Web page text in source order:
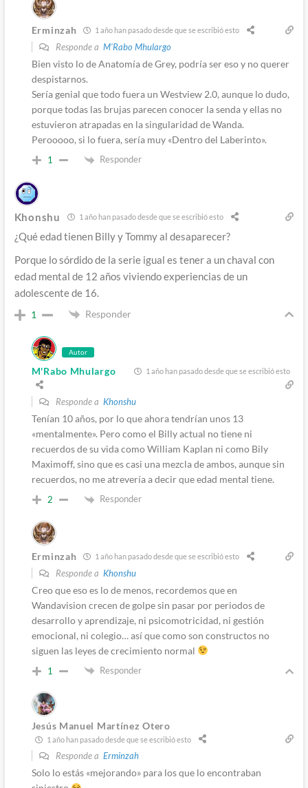
Erminzah 1 año han pasado desde que se escribió esto
Responde a M'Rabo Mhulargo
Bien visto lo de Anatomía de Grey, podría ser eso y no querer
despistarnos.
Sería genial que todo fuera un Westview 2.0, aunque lo dudo,
porque todas las brujas parecen conocer la senda y ellas no
estuvieron atrapadas en la singularidad de Wanda.
Perooooo, si lo fuera, sería muy «Dentro del Laberinto».
1 Responder
Khonshu 1 año han pasado desde que se escribió esto
¿Qué edad tienen Billy y Tommy al desaparecer?
Porque lo sórdido de la serie igual es tener a un chaval con
edad mental de 12 años viviendo experiencias de un
adolescente de 16.
1 Responder
Autor
M'Rabo Mhulargo 1 año han pasado desde que se escribió esto
Responde a Khonshu
Tenían 10 años, por lo que ahora tendrían unos 13
«mentalmente». Pero como el Billy actual no tiene ni
recuerdos de su vida como William Kaplan ni como Bily
Maximoff, sino que es casi una mezcla de ambos, aunque sin
recuerdos, no me atrevería a decir que edad mental tiene.
2 Responder
Erminzah 1 año han pasado desde que se escribió esto
Responde a Khonshu
Creo que eso es lo de menos, recordemos que en
Wandavision crecen de golpe sin pasar por periodos de
desarrollo y aprendizaje, ni psicomotricidad, ni gestión
emocional, ni colegio… así que como son constructos no
siguen las leyes de crecimiento normal
1 Responder
Jesús Manuel Martínez Otero
1 año han pasado desde que se escribió esto
Responde a Erminzah
Solo lo estás «mejorando» para los que lo encontraban